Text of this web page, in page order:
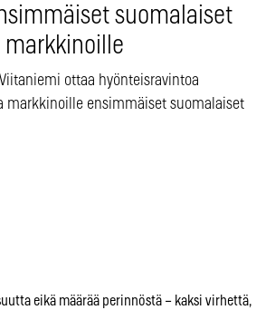
suomalaiset
ottaa hyönteisravintoa
markkinoille ensimmäiset suomalaiset
eikä määrää perinnöstä – kaksi virhettä,